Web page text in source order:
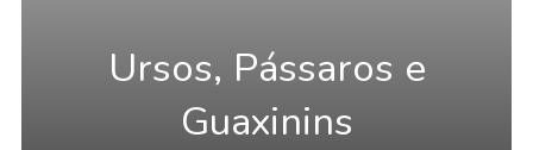
Ursos, Pássaros e
Guaxinins